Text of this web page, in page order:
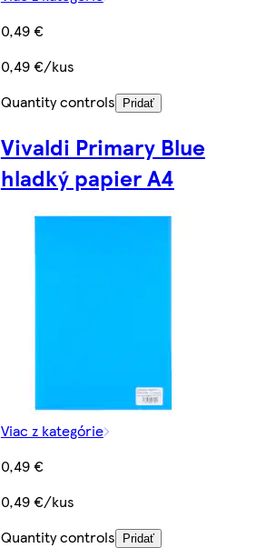
0,49 €
0,49 €/kus
Quantity controls
Pridať
Vivaldi Primary Blue
hladký papier A4
Viac z kategórie
0,49 €
0,49 €/kus
Quantity controls
Pridať